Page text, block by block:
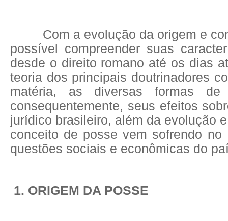
Com a evolução da origem e
possível compreender suas
desde o direito romano até os dias
teoria dos principais doutrinadores
matéria, as diversas formas de
consequentemente, seus efeitos
jurídico brasileiro, além da evolução
conceito de posse vem sofrendo no
questões sociais e econômicas do
1. ORIGEM DA POSSE